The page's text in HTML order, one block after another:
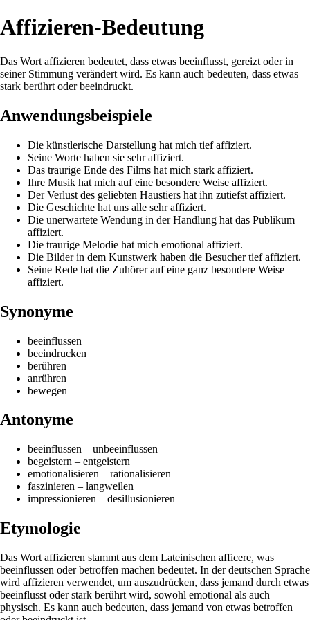
Affizieren-Bedeutung
Das Wort affizieren bedeutet, dass etwas beeinflusst, gereizt oder in
seiner Stimmung verändert wird. Es kann auch bedeuten, dass etwas
stark berührt oder beeindruckt.
Anwendungsbeispiele
Die künstlerische Darstellung hat mich tief affiziert.
Seine Worte haben sie sehr affiziert.
Das traurige Ende des Films hat mich stark affiziert.
Ihre Musik hat mich auf eine besondere Weise affiziert.
Der Verlust des geliebten Haustiers hat ihn zutiefst affiziert.
Die Geschichte hat uns alle sehr affiziert.
Die unerwartete Wendung in der Handlung hat das Publikum
affiziert.
Die traurige Melodie hat mich emotional affiziert.
Die Bilder in dem Kunstwerk haben die Besucher tief affiziert.
Seine Rede hat die Zuhörer auf eine ganz besondere Weise
affiziert.
Synonyme
beeinflussen
beeindrucken
berühren
anrühren
bewegen
Antonyme
beeinflussen – unbeeinflussen
begeistern – entgeistern
emotionalisieren – rationalisieren
faszinieren – langweilen
impressionieren – desillusionieren
Etymologie
Das Wort affizieren stammt aus dem Lateinischen afficere, was
beeinflussen oder betroffen machen bedeutet. In der deutschen Sprache
wird affizieren verwendet, um auszudrücken, dass jemand durch etwas
beeinflusst oder stark berührt wird, sowohl emotional als auch
physisch. Es kann auch bedeuten, dass jemand von etwas betroffen